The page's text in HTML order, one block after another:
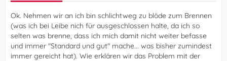
Ok. Nehmen wir an ich bin schlichtweg zu blöde zum Brennen
(was ich bei Leibe nich für ausgeschlossen halte, da ich so
selten was brenne, dass ich mich damit nicht weiter befasse
und immer "Standard und gut" mache... was bisher zumindest
immer gereicht hat). Wie erklären wir das Problem mit der